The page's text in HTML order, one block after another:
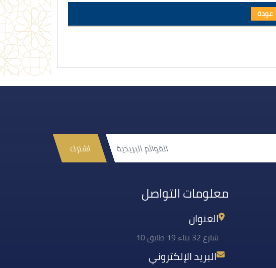
اشترك
معلومات التواصل
العنوان
شارع 32 بناء 19 طابق 10
البريد الإلكتروني